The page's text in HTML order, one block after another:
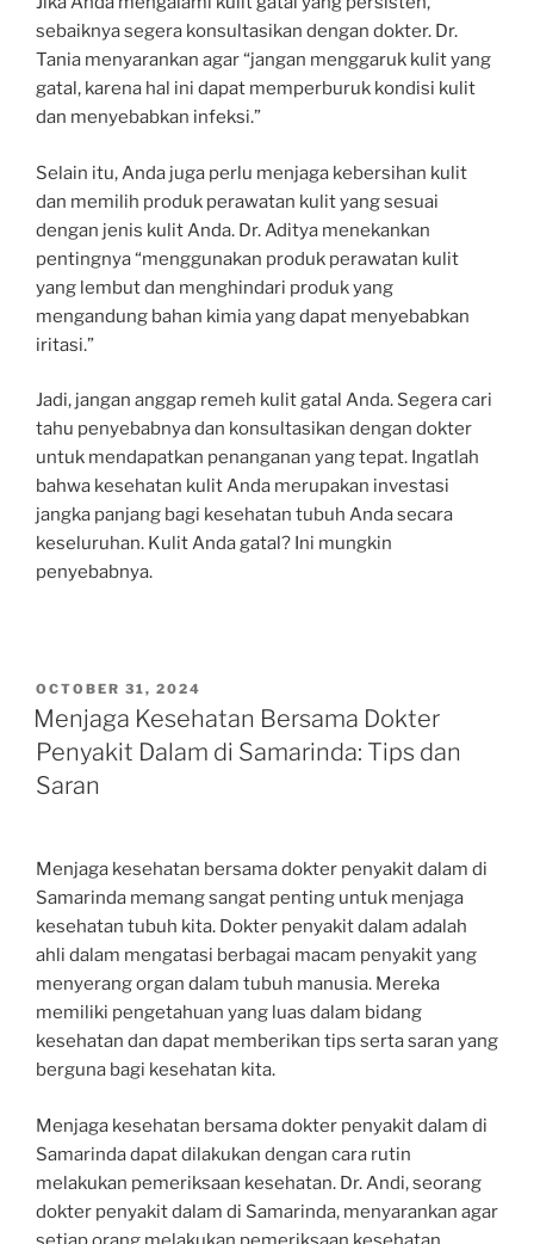
sebaiknya segera konsultasikan dengan dokter. Dr.
Tania menyarankan agar “jangan menggaruk kulit yang
gatal, karena hal ini dapat memperburuk kondisi kulit
dan menyebabkan infeksi.”
Selain itu, Anda juga perlu menjaga kebersihan kulit
dan memilih produk perawatan kulit yang sesuai
dengan jenis kulit Anda. Dr. Aditya menekankan
pentingnya “menggunakan produk perawatan kulit
yang lembut dan menghindari produk yang
mengandung bahan kimia yang dapat menyebabkan
iritasi.”
Jadi, jangan anggap remeh kulit gatal Anda. Segera cari
tahu penyebabnya dan konsultasikan dengan dokter
untuk mendapatkan penanganan yang tepat. Ingatlah
bahwa kesehatan kulit Anda merupakan investasi
jangka panjang bagi kesehatan tubuh Anda secara
keseluruhan. Kulit Anda gatal? Ini mungkin
penyebabnya.
POSTED
ON
OCTOBER 31, 2024
Menjaga Kesehatan Bersama Dokter
Penyakit Dalam di Samarinda: Tips dan
Saran
Menjaga kesehatan bersama dokter penyakit dalam di
Samarinda memang sangat penting untuk menjaga
kesehatan tubuh kita. Dokter penyakit dalam adalah
ahli dalam mengatasi berbagai macam penyakit yang
menyerang organ dalam tubuh manusia. Mereka
memiliki pengetahuan yang luas dalam bidang
kesehatan dan dapat memberikan tips serta saran yang
berguna bagi kesehatan kita.
Menjaga kesehatan bersama dokter penyakit dalam di
Samarinda dapat dilakukan dengan cara rutin
melakukan pemeriksaan kesehatan. Dr. Andi, seorang
dokter penyakit dalam di Samarinda, menyarankan agar